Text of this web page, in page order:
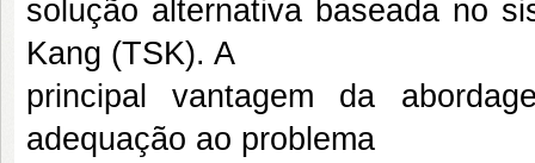
solução alternativa baseada no
Kang (TSK). A
principal vantagem da
adequação ao problema